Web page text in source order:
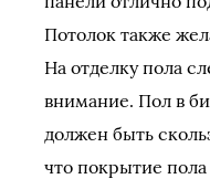
Потолок также
На отделку пола
внимание. Пол в
должен быть
что покрытие